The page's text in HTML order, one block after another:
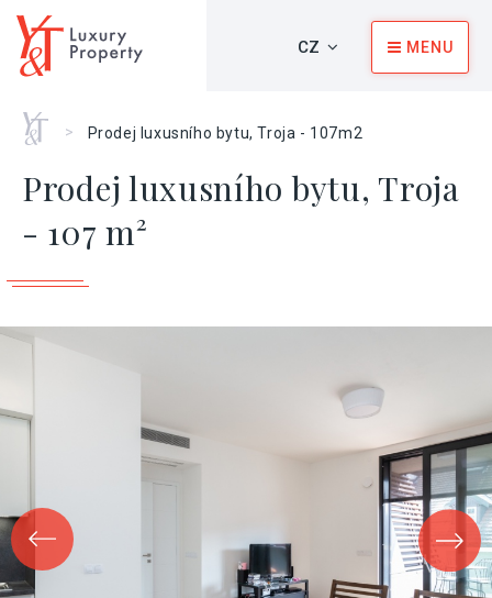
CZ MENU
Home
> Prodej luxusního bytu, Troja - 107m2
Prodej luxusního bytu, Troja
- 107 m²